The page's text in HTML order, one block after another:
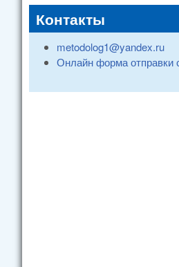
Контакты
metodolog1@yandex.ru
Онлайн форма отправки